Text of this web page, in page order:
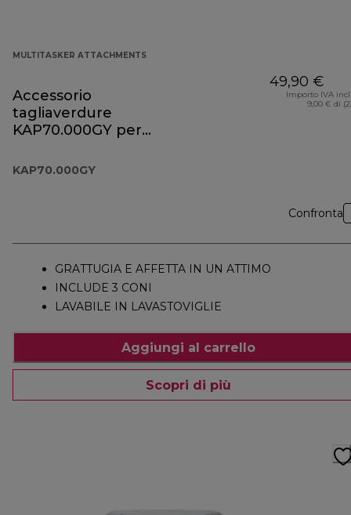
MULTITASKER ATTACHMENTS
Accessorio
tagliaverdure
KAP70.000GY per
KAP70.000GY
49,90 €
Importo IVA
9,00 € di
Confronta
GRATTUGIA E AFFETTA IN UN ATTIMO
INCLUDE 3 CONI
LAVABILE IN LAVASTOVIGLIE
Aggiungi al carrello
Scopri di più